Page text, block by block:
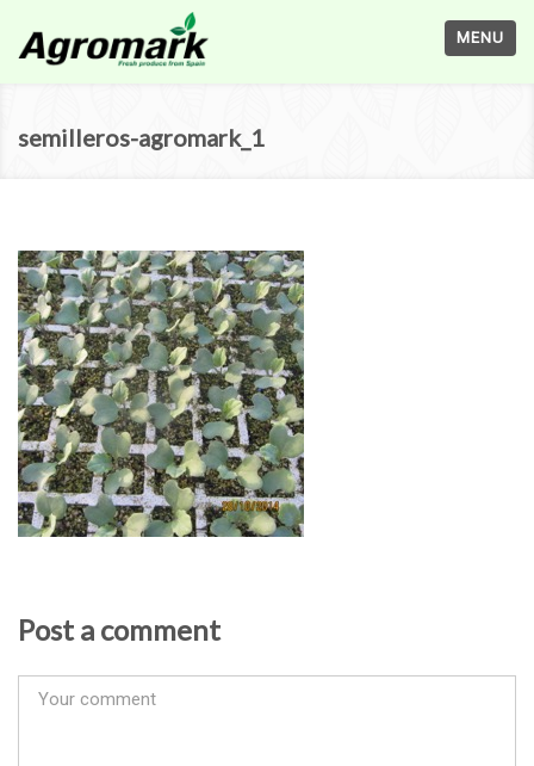
MENU
semilleros-agromark_1
Post a comment